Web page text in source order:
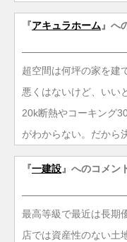
『アキュラホーム 』へ
超空間は何坪の家を建
悪くはないけど、いい
20k断熱やコーキング
がわからない。だから
『一建設』へのコメン
最高等級で最近は長期
店では資産性のない